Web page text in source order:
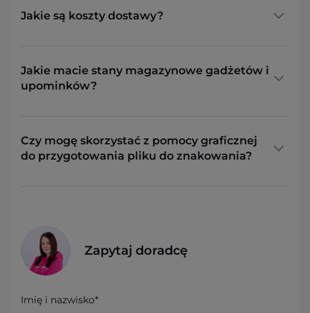
Jakie są koszty dostawy?
Jakie macie stany magazynowe gadżetów i
upominków?
Czy mogę skorzystać z pomocy graficznej
do przygotowania pliku do znakowania?
Zapytaj doradcę
Imię i nazwisko*